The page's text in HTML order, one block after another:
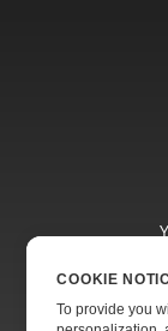
COOKIE
To provide you